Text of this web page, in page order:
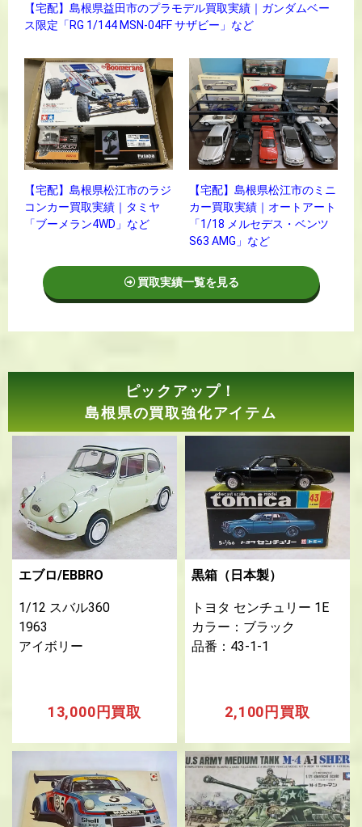
【宅配】島根県益田市のプラモデル買取実績｜ガンダムベー
ス限定「RG 1/144 MSN-04FF サザビー」など
【宅配】島根県松江市のラジ
コンカー買取実績｜タミヤ
「ブーメラン4WD」など
【宅配】島根県松江市のミニ
カー買取実績｜オートアート
「1/18 メルセデス・ベンツ
S63 AMG」など
買取実績一覧を見る
ピックアップ！
島根県の買取強化アイテム
エブロ/EBBRO
1/12 スバル360
1963
アイボリー
13,000円買取
黒箱（日本製）
トヨタ センチュリー 1E
カラー：ブラック
品番：43-1-1
2,100円買取